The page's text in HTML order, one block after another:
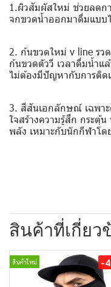
1.ผิวสัมผัสใหม่ ช่วยลดก
จกขวดน้ำออกมาดื่มแบ
2. ก้นขวดใหม่ v line รว
ก้นขวดตัววี เวลาดื่มน้ำแ
ไม่ต้องมีปัญหากับการติด
3. สีสันเอกลักษณ์ เฉพา
ใจสร้างความรู้สึก กระตุ้
พลัง เหมาะกับนักกีฬาโด
สินค้าที่เกี่ยว
สินค้าใหม่ -